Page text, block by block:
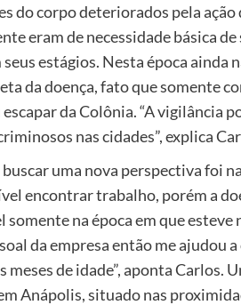
do corpo deteriorados pela ação
eram de necessidade básica
estágios. Nesta época ainda
da doença, fato que somente
da Colônia. “A vigilância
nas cidades”, explica
uma nova perspectiva foi
encontrar trabalho, porém a
na época em que esteve
da empresa então me ajudou
meses de idade”, aponta Carlos.
Anápolis, situado nas